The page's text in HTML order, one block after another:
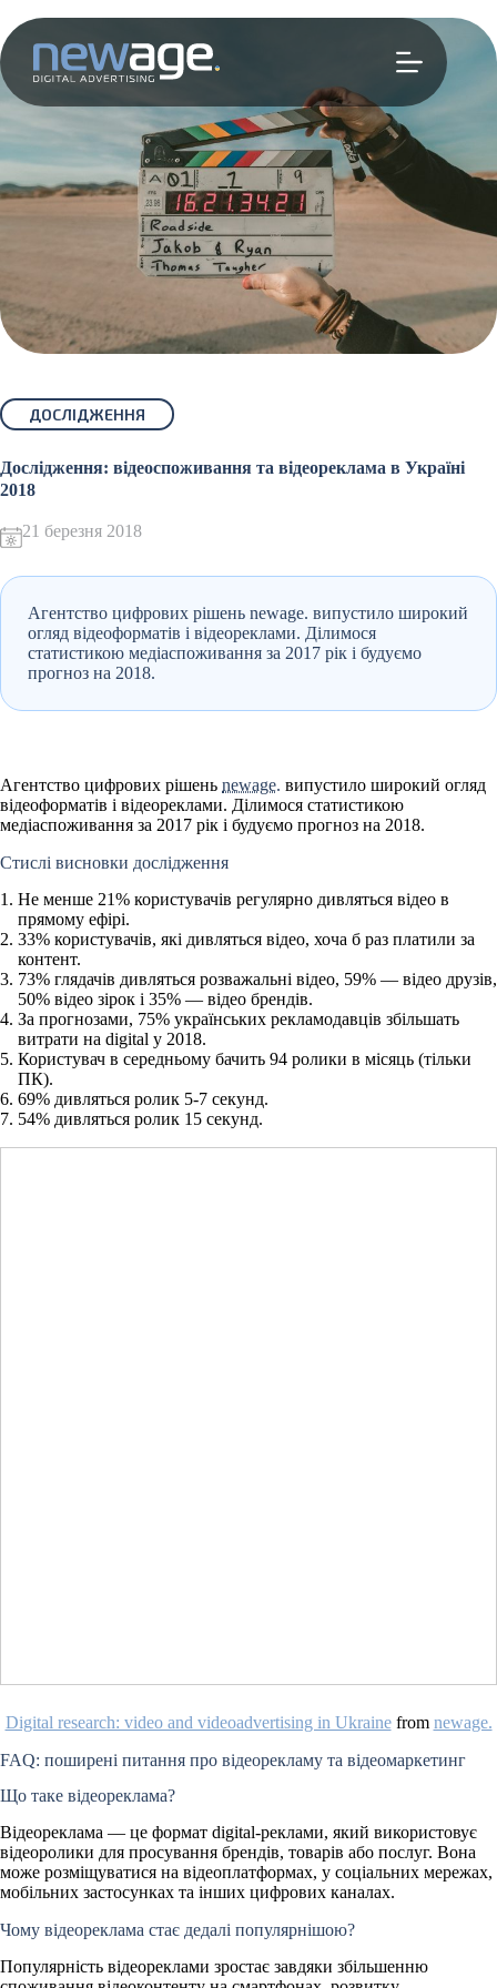
до
вмісту
ДОСЛІДЖЕННЯ
Дослідження: відеоспоживання та відеореклама в Україні
2018
21 березня 2018
Агентство цифрових рішень newage. випустило широкий
огляд відеоформатів і відеореклами. Ділимося
статистикою медіаспоживання за 2017 рік і будуємо
прогноз на 2018.
Агентство цифрових рішень newage. випустило широкий огляд
відеоформатів і відеореклами. Ділимося статистикою
медіаспоживання за 2017 рік і будуємо прогноз на 2018.
Стислі висновки дослідження
Не менше 21% користувачів регулярно дивляться відео в
прямому ефірі.
33% користувачів, які дивляться відео, хоча б раз платили за
контент.
73% глядачів дивляться розважальні відео, 59% — відео друзів,
50% відео зірок і 35% — відео брендів.
За прогнозами, 75% українських рекламодавців збільшать
витрати на digital у 2018.
Користувач в середньому бачить 94 ролики в місяць (тільки
ПК).
69% дивляться ролик 5-7 секунд.
54% дивляться ролик 15 секунд.
Digital research: video and videoadvertising in Ukraine from newage.
FAQ: поширені питання про відеорекламу та відеомаркетинг
Що таке відеореклама?
Відеореклама — це формат digital-реклами, який використовує
відеоролики для просування брендів, товарів або послуг. Вона
може розміщуватися на відеоплатформах, у соціальних мережах,
мобільних застосунках та інших цифрових каналах.
Чому відеореклама стає дедалі популярнішою?
Популярність відеореклами зростає завдяки збільшенню